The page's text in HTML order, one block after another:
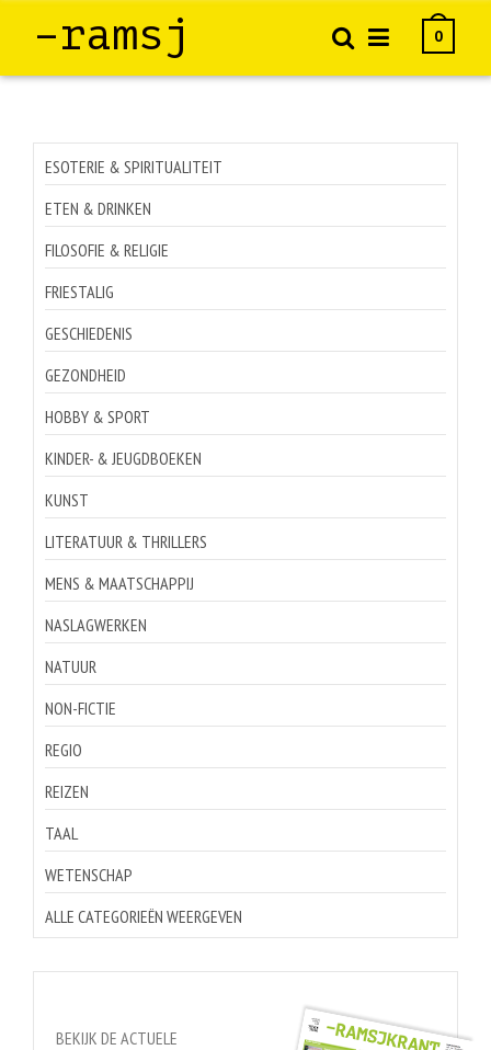
–ramsj 0
ESOTERIE & SPIRITUALITEIT
ETEN & DRINKEN
FILOSOFIE & RELIGIE
FRIESTALIG
GESCHIEDENIS
GEZONDHEID
HOBBY & SPORT
KINDER- & JEUGDBOEKEN
KUNST
LITERATUUR & THRILLERS
MENS & MAATSCHAPPIJ
NASLAGWERKEN
NATUUR
NON-FICTIE
REGIO
REIZEN
TAAL
WETENSCHAP
ALLE CATEGORIEËN WEERGEVEN
BEKIJK DE ACTUELE